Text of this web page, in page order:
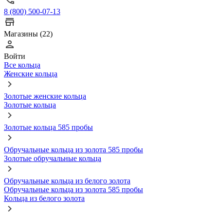
8 (800) 500-07-13
Магазины (22)
Войти
Все кольца
Женские кольца
Золотые женские кольца
Золотые кольца
Золотые кольца 585 пробы
Обручальные кольца из золота 585 пробы
Золотые обручальные кольца
Обручальные кольца из белого золота
Обручальные кольца из золота 585 пробы
Кольца из белого золота